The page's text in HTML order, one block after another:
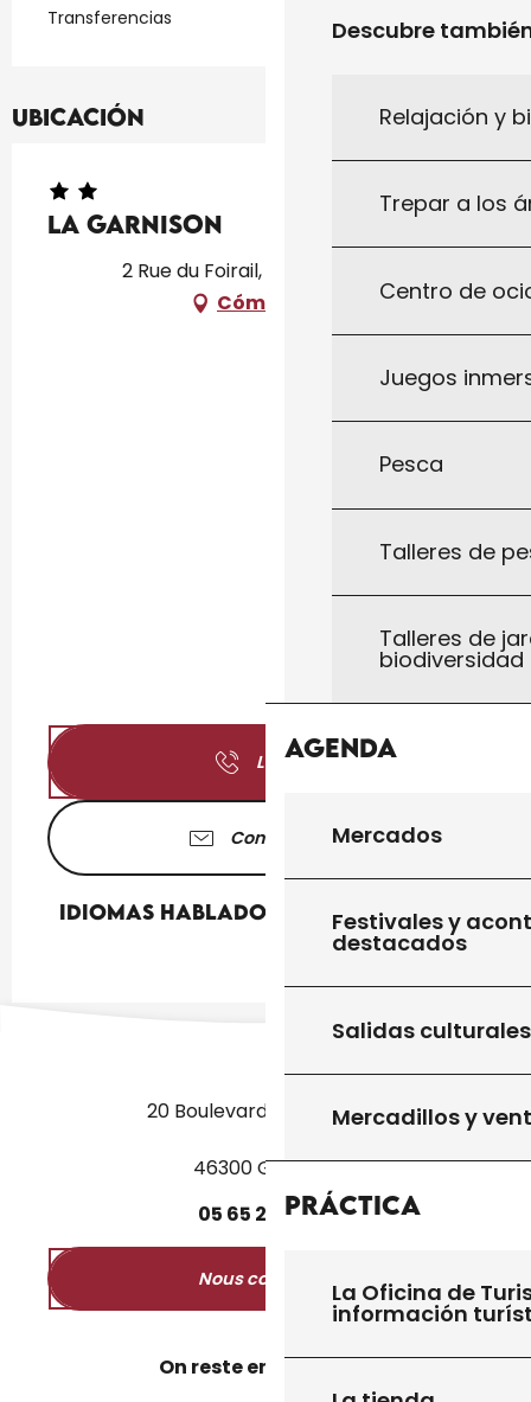
Descubre
Relajación y
Trepar a los
Centro de
Juegos
Pesca
Talleres de
Talleres de
biodiversidad
Agenda
Mercados
Festivales y
destacados
Salidas culturales
Mercadillos y
Práctica
La Oficina de
información
Transferencias
Ubicación
La Garnison
2 Rue du Foirail, 46150 Thédirac
Cómo llegar
Llamar
Contáctenos
Idiomas hablados
Idiomas hablados
20 Boulevard des Martyrs
46300 Gourdon
05 65 27 5250
Nous contacter
On reste en contact ?